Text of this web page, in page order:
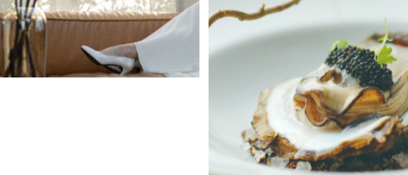
TRUNK co., ltd.
© TRUNK co.,ltd. All Rights Reserved.